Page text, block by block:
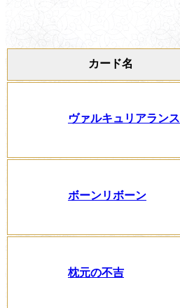
カード名
ヴァルキュリアランス
ボーンリボーン
枕元の不吉